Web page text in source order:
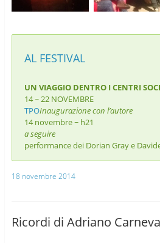
AL FESTIVAL
UN VIAGGIO DENTRO I CENTRI
14 ~ 22 NOVEMBRE
TPOInaugurazione con l’autore
14 novembre ~ h21
a seguire
performance dei Dorian Gray e
18 novembre 2014
Ricordi di Adriano